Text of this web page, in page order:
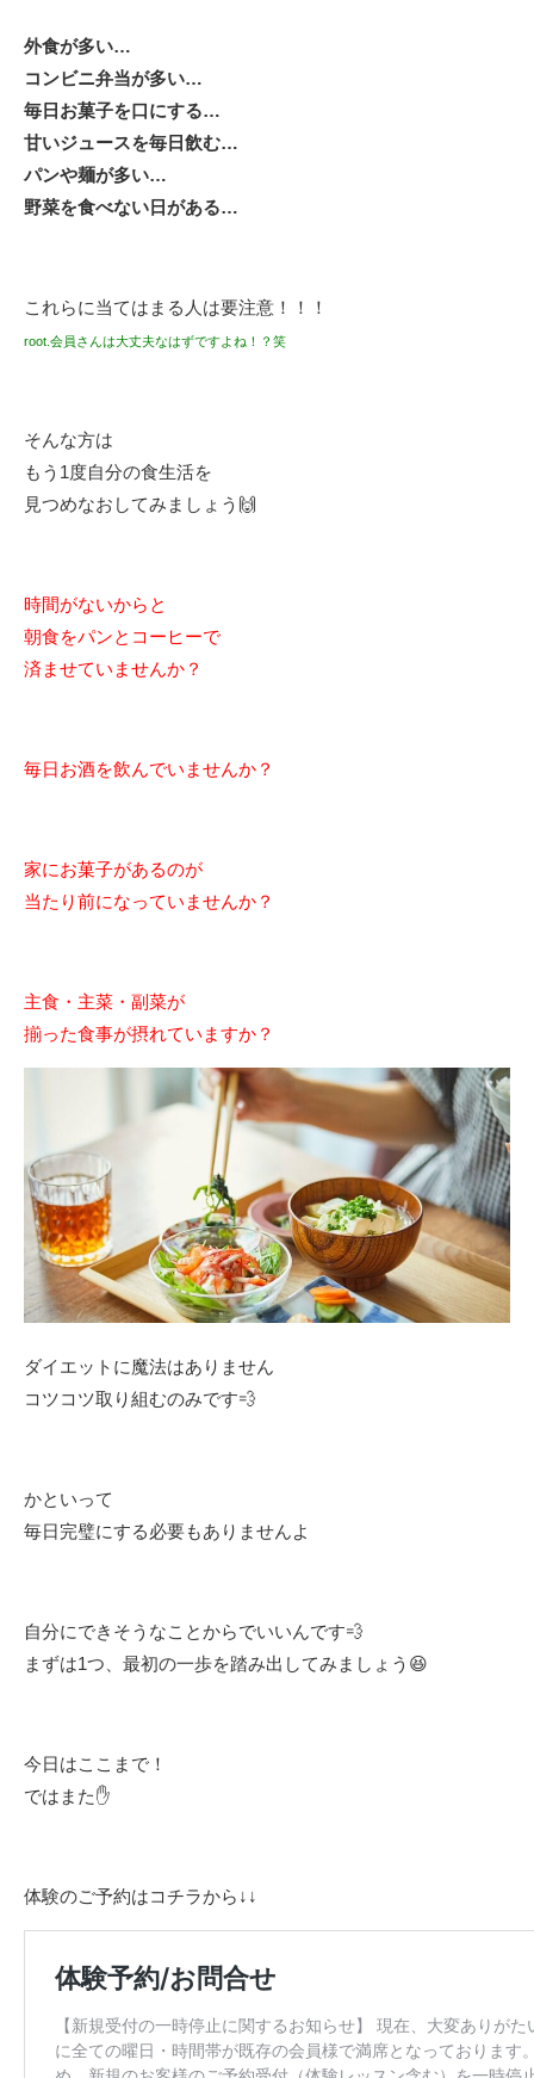
外食が多い…
コンビニ弁当が多い…
毎日お菓子を口にする…
甘いジュースを毎日飲む…
パンや麺が多い…
野菜を食べない日がある…
これらに当てはまる人は要注意！！！
root.会員さんは大丈夫なはずですよね！？笑
そんな方は
もう1度自分の食生活を
見つめなおしてみましょう🙌
時間がないからと
朝食をパンとコーヒーで
済ませていませんか？
毎日お酒を飲んでいませんか？
家にお菓子があるのが
当たり前になっていませんか？
主食・主菜・副菜が
揃った食事が摂れていますか？
ダイエットに魔法はありません
コツコツ取り組むのみです💨
かといって
毎日完璧にする必要もありませんよ
自分にできそうなことからでいいんです💨
まずは1つ、最初の一歩を踏み出してみましょう😆
今日はここまで！
ではまた✋
体験のご予約はコチラから↓↓